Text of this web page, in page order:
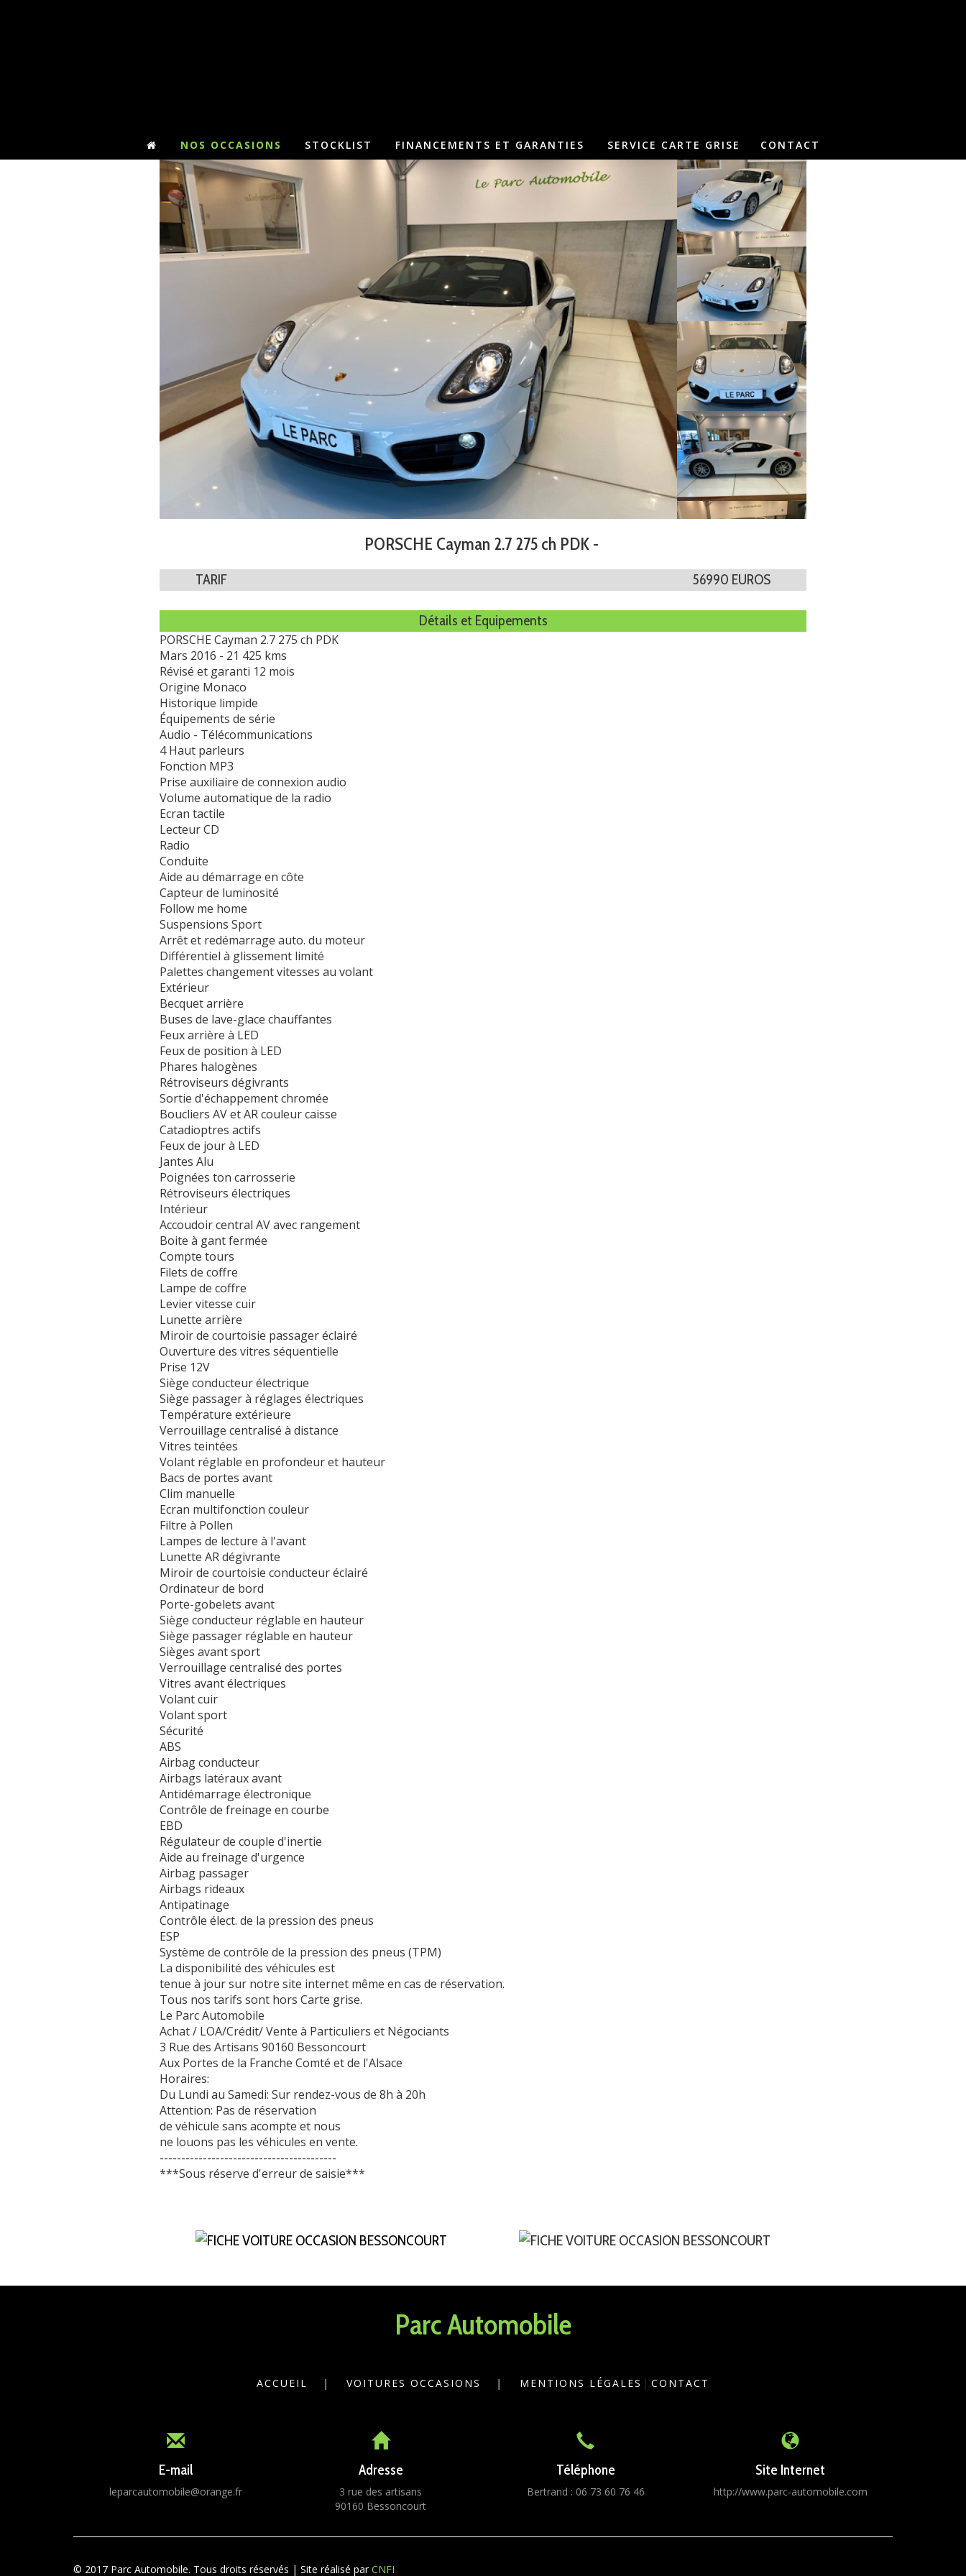
NOS OCCASIONS STOCKLIST FINANCEMENTS ET GARANTIES SERVICE CARTE GRISE CONTACT
PORSCHE Cayman 2.7 275 ch PDK -
TARIF 56990 EUROS
Détails et Equipements
PORSCHE Cayman 2.7 275 ch PDK
Mars 2016 - 21 425 kms
Révisé et garanti 12 mois
Origine Monaco
Historique limpide
Équipements de série
Audio - Télécommunications
4 Haut parleurs
Fonction MP3
Prise auxiliaire de connexion audio
Volume automatique de la radio
Ecran tactile
Lecteur CD
Radio
Conduite
Aide au démarrage en côte
Capteur de luminosité
Follow me home
Suspensions Sport
Arrêt et redémarrage auto. du moteur
Différentiel à glissement limité
Palettes changement vitesses au volant
Extérieur
Becquet arrière
Buses de lave-glace chauffantes
Feux arrière à LED
Feux de position à LED
Phares halogènes
Rétroviseurs dégivrants
Sortie d'échappement chromée
Boucliers AV et AR couleur caisse
Catadioptres actifs
Feux de jour à LED
Jantes Alu
Poignées ton carrosserie
Rétroviseurs électriques
Intérieur
Accoudoir central AV avec rangement
Boite à gant fermée
Compte tours
Filets de coffre
Lampe de coffre
Levier vitesse cuir
Lunette arrière
Miroir de courtoisie passager éclairé
Ouverture des vitres séquentielle
Prise 12V
Siège conducteur électrique
Siège passager à réglages électriques
Température extérieure
Verrouillage centralisé à distance
Vitres teintées
Volant réglable en profondeur et hauteur
Bacs de portes avant
Clim manuelle
Ecran multifonction couleur
Filtre à Pollen
Lampes de lecture à l'avant
Lunette AR dégivrante
Miroir de courtoisie conducteur éclairé
Ordinateur de bord
Porte-gobelets avant
Siège conducteur réglable en hauteur
Siège passager réglable en hauteur
Sièges avant sport
Verrouillage centralisé des portes
Vitres avant électriques
Volant cuir
Volant sport
Sécurité
ABS
Airbag conducteur
Airbags latéraux avant
Antidémarrage électronique
Contrôle de freinage en courbe
EBD
Régulateur de couple d'inertie
Aide au freinage d'urgence
Airbag passager
Airbags rideaux
Antipatinage
Contrôle élect. de la pression des pneus
ESP
Système de contrôle de la pression des pneus (TPM)
La disponibilité des véhicules est
tenue à jour sur notre site internet même en cas de réservation.
Tous nos tarifs sont hors Carte grise.
Le Parc Automobile
Achat / LOA/Crédit/ Vente à Particuliers et Négociants
3 Rue des Artisans 90160 Bessoncourt
Aux Portes de la Franche Comté et de l'Alsace
Horaires:
Du Lundi au Samedi: Sur rendez-vous de 8h à 20h
Attention: Pas de réservation
de véhicule sans acompte et nous
ne louons pas les véhicules en vente.
-----------------------------------------
***Sous réserve d'erreur de saisie***
Parc Automobile
ACCUEIL | VOITURES OCCASIONS | MENTIONS LÉGALES | CONTACT
E-mail
leparcautomobile@orange.fr
Adresse
3 rue des artisans
90160 Bessoncourt
Téléphone
Bertrand : 06 73 60 76 46
Site Internet
http://www.parc-automobile.com
© 2017 Parc Automobile. Tous droits réservés | Site réalisé parCNFI